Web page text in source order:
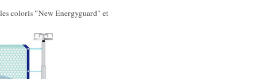
coloris "New Energyguard" et